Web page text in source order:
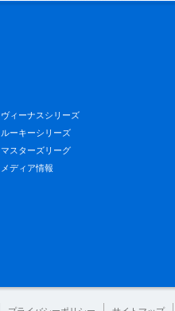
ヴィーナスシリーズ
ルーキーシリーズ
マスターズリーグ
メディア情報